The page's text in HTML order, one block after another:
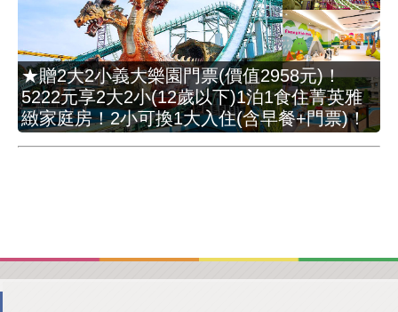
★贈2大2小義大樂園門票(價值2958元)！
5222元享2大2小(12歲以下)1泊1食住菁英雅
緻家庭房！2小可換1大入住(含早餐+門票)！